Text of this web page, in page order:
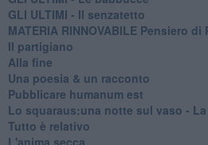
GLI ULTIMI - Il senzatetto
MATERIA RINNOVABILE Pensiero di
Il partigiano
Alla fine
Una poesia & un racconto
Pubblicare humanum est
Lo squaraus:una notte sul vaso -
Tutto è relativo
L'anima secca